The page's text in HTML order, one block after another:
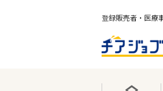
登録販売者・医療